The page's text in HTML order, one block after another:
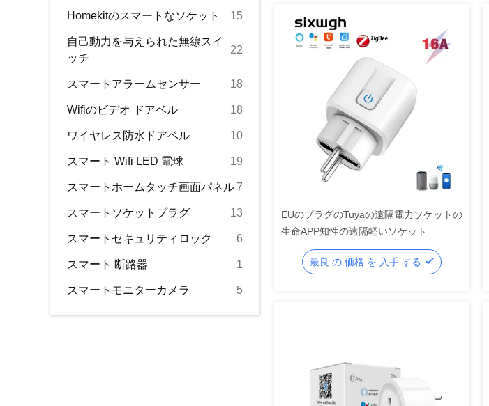
Homekitのスマートなソケット 15
自己動力を与えられた無線スイ
ッチ
22
スマートアラームセンサー 18
Wifiのビデオ ドアベル 18
ワイヤレス防水ドアベル 10
スマート Wifi LED 電球 19
スマートホームタッチ画面パネル7
スマートソケットプラグ 13
スマートセキュリティロック 6
スマート 断路器 1
スマートモニターカメラ 5
EUのプラグのTuyaの遠隔電力ソケットの
生命APP知性の遠隔軽いソケット
最良 の 価格 を 入手 する